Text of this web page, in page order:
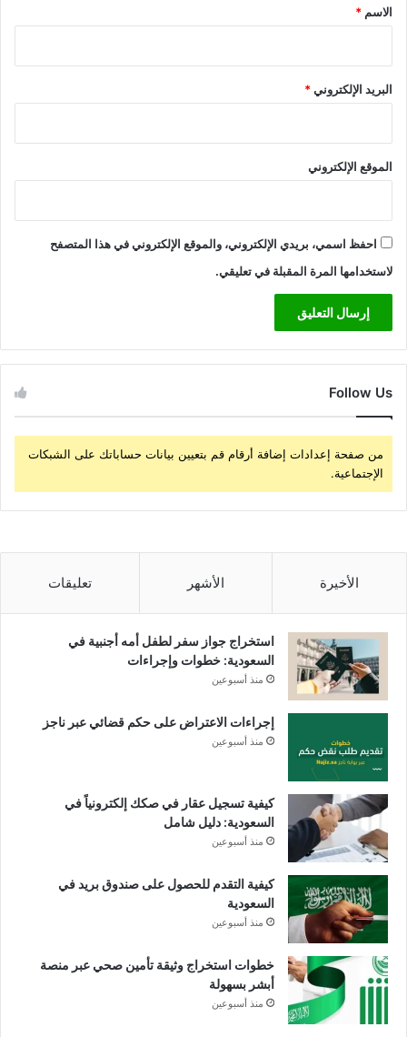
*
الاسم *
البريد الإلكتروني*
الموقع الإلكتروني
احفظ اسمي، بريدي الإلكتروني، والموقع الإلكتروني في هذا المتصفح
لاستخدامها المرة المقبلة في تعليقي.
Follow Us
من صفحة إعدادات إضافة أرقام قم بتعيين بيانات حساباتك على الشبكات
الإجتماعية.
الأخيرة الأشهر تعليقات
استخراج جواز سفر لطفل أمه أجنبية في
السعودية: خطوات وإجراءات
منذ أسبوعين
إجراءات الاعتراض على حكم قضائي عبر ناجز
منذ أسبوعين
كيفية تسجيل عقار في صكك إلكترونياً في
السعودية: دليل شامل
منذ أسبوعين
كيفية التقدم للحصول على صندوق بريد في
السعودية
منذ أسبوعين
خطوات استخراج وثيقة تأمين صحي عبر منصة
أبشر بسهولة
منذ أسبوعين